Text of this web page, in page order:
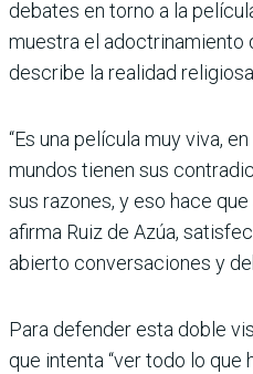
debates en torno a la
muestra el adoctrinamiento
describe la realidad religiosa.
“Es una película muy viva,
mundos tienen sus
sus razones, y eso hace
afirma Ruiz de Azúa,
abierto conversaciones y
Para defender esta doble
que intenta “ver todo lo